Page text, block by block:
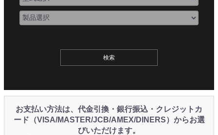
お支払い方法は、代金引換・銀行振込・クレジットカ
ード（VISA/MASTER/JCB/AMEX/DINERS）からお選
びいただけます。